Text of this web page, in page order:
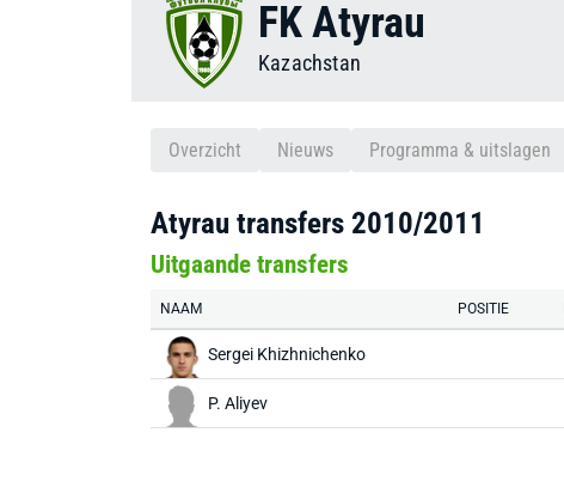
FK Atyrau
Kazachstan
Overzicht Nieuws Programma & uitslagen
Atyrau transfers 2010/2011
Uitgaande transfers
NAAM POSITIE
Sergei Khizhnichenko
P. Aliyev